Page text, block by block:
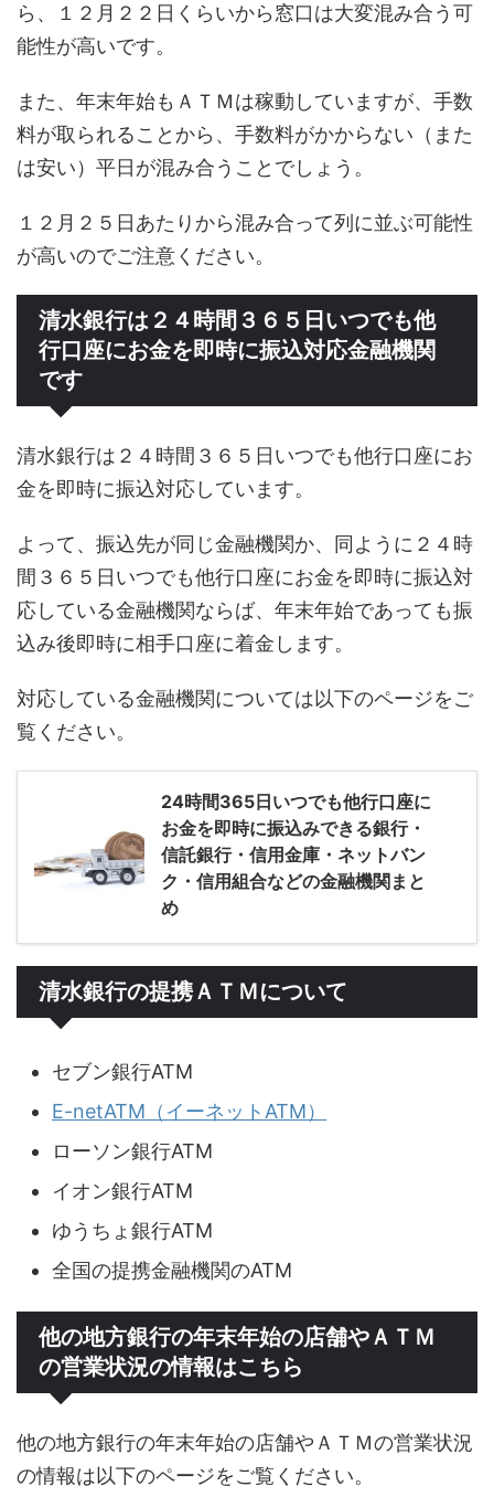
ら、１２月２２日くらいから窓口は大変混み合う可
能性が高いです。
また、年末年始もＡＴＭは稼動していますが、手数
料が取られることから、手数料がかからない（また
は安い）平日が混み合うことでしょう。
１２月２５日あたりから混み合って列に並ぶ可能性
が高いのでご注意ください。
清水銀行は２４時間３６５日いつでも他
行口座にお金を即時に振込対応金融機関
です
清水銀行は２４時間３６５日いつでも他行口座にお
金を即時に振込対応しています。
よって、振込先が同じ金融機関か、同ように２４時
間３６５日いつでも他行口座にお金を即時に振込対
応している金融機関ならば、年末年始であっても振
込み後即時に相手口座に着金します。
対応している金融機関については以下のページをご
覧ください。
24時間365日いつでも他行口座に
お金を即時に振込みできる銀行・
信託銀行・信用金庫・ネットバン
ク・信用組合などの金融機関まと
め
清水銀行の提携ＡＴＭについて
セブン銀行ATM
E-netATM（イーネットATM）
ローソン銀行ATM
イオン銀行ATM
ゆうちょ銀行ATM
全国の提携金融機関のATM
他の地方銀行の年末年始の店舗やＡＴＭ
の営業状況の情報はこちら
他の地方銀行の年末年始の店舗やＡＴＭの営業状況
の情報は以下のページをご覧ください。